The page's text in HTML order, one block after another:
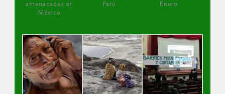
amenazadas en
México
Perú
Enero